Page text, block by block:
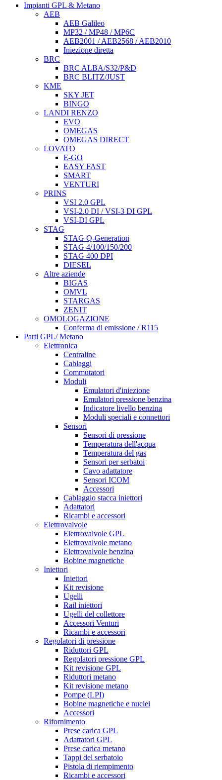
Impianti GPL & Metano
AEB
AEB Galileo
MP32 / MP48 / MP6C
AEB2001 / AEB2568 / AEB2010
Iniezione diretta
BRC
BRC ALBA/S32/P&D
BRC BLITZ/JUST
KME
SKY JET
BINGO
LANDI RENZO
EVO
OMEGAS
OMEGAS DIRECT
LOVATO
E-GO
EASY FAST
SMART
VENTURI
PRINS
VSI 2.0 GPL
VSI-2.0 DI / VSI-3 DI GPL
VSI-DI GPL
STAG
STAG Q-Generation
STAG 4/100/150/200
STAG 400 DPI
DIESEL
Altre aziende
BIGAS
OMVL
STARGAS
ZENIT
OMOLOGAZIONE
Conferma di emissione / R115
Parti GPL/ Metano
Elettronica
Centraline
Cablaggi
Commutatori
Moduli
Emulatori d'iniezione
Emulatori pressione benzina
Indicatore livello benzina
Moduli speciali e connettori
Sensori
Sensori di pressione
Temperatura dell'acqua
Temperatura del gas
Sensori per serbatoi
Cavo adattatore
Sensori ICOM
Accessori
Cablaggio stacca iniettori
Adattatori
Ricambi e accessori
Elettrovalvole
Elettrovalvole GPL
Elettrovalvole metano
Elettrovalvole benzina
Bobine magnetiche
Iniettori
Iniettori
Kit revisione
Ugelli
Rail iniettori
Ugelli del collettore
Accessori Venturi
Ricambi e accessori
Regolatori di pressione
Riduttori GPL
Regolatori pressione GPL
Kit revisione GPL
Riduttori metano
Kit revisione metano
Pompe (LPI)
Bobine magnetiche e nuclei
Accessori
Rifornimento
Prese carica GPL
Adattatori GPL
Prese carica metano
Tappi del serbatoio
Pistola di riempimento
Ricambi e accessori